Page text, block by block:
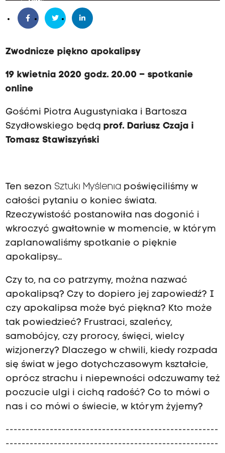
Zwodnicze piękno apokalipsy
19 kwietnia 2020 godz. 20.00 – spotkanie
online
Gośćmi Piotra Augustyniaka i Bartosza
Szydłowskiego będą prof. Dariusz Czaja i
Tomasz Stawiszyński
Ten sezon Sztuki Myśleniapoświęciliśmy w
całości pytaniu o koniec świata.
Rzeczywistość postanowiła nas dogonić i
wkroczyć gwałtownie w momencie, w którym
zaplanowaliśmy spotkanie o pięknie
apokalipsy…
Czy to, na co patrzymy, można nazwać
apokalipsą? Czy to dopiero jej zapowiedź? I
czy apokalipsa może być piękna? Kto może
tak powiedzieć? Frustraci, szaleńcy,
samobójcy, czy prorocy, święci, wielcy
wizjonerzy? Dlaczego w chwili, kiedy rozpada
się świat w jego dotychczasowym kształcie,
oprócz strachu i niepewności odczuwamy też
poczucie ulgi i cichą radość? Co to mówi o
nas i co mówi o świecie, w którym żyjemy?
-----------------------------------------------------
-----------------------------------------------------